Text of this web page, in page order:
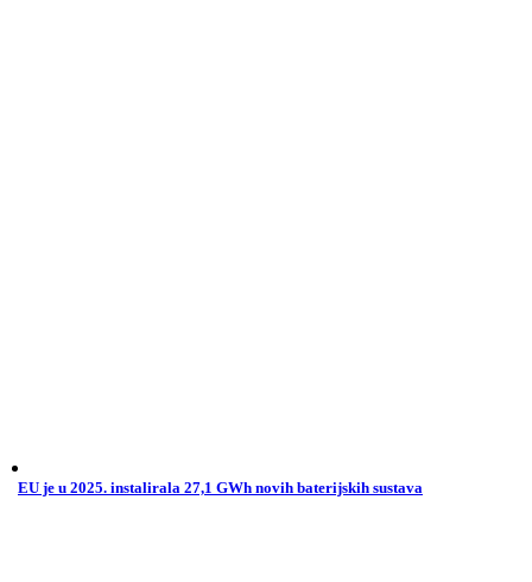
EU je u 2025. instalirala 27,1 GWh novih baterijskih sustava